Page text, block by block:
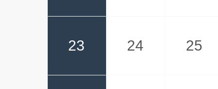
23 24 25